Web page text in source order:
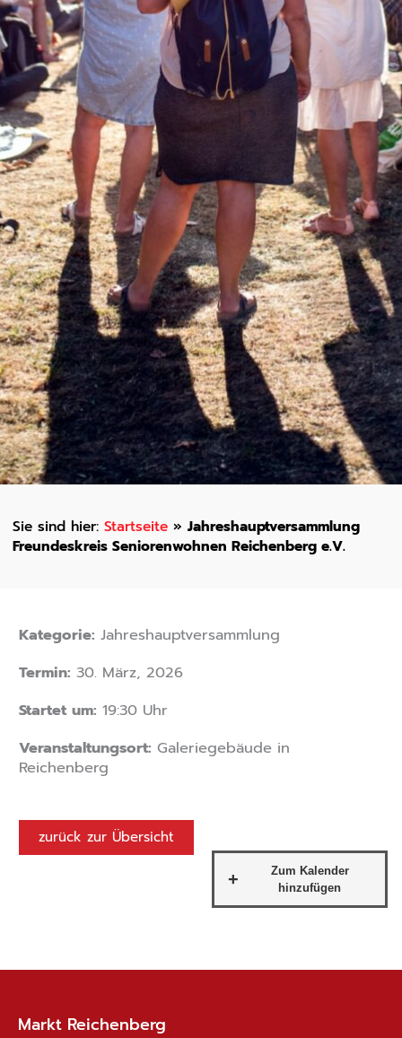
Startseite» Jahreshauptversammlung
Freundeskreis Seniorenwohnen Reichenberg e.V.
Kategorie: Jahreshauptversammlung
Termin: 30. März, 2026
Startet um: 19:30 Uhr
Veranstaltungsort: Galeriegebäude in
Reichenberg
zurück zur Übersicht
Markt Reichenberg